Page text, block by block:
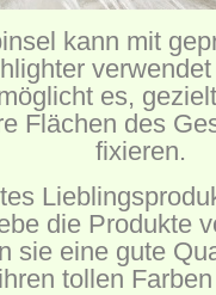
kann mit
es,
Flächen des
fixieren.
die Produkte
sie eine gute
tollen